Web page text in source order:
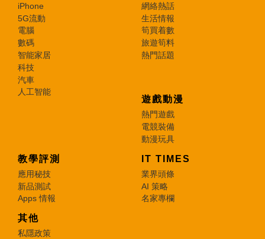
iPhone
5G流動
電腦
數碼
智能家居
科技
汽車
人工智能
網絡熱話
生活情報
筍買着數
旅遊筍料
熱門話題
遊戲動漫
熱門遊戲
電競裝備
動漫玩具
教學評測
應用秘技
新品測試
Apps 情報
IT TIMES
業界頭條
AI 策略
名家專欄
其他
私隱政策